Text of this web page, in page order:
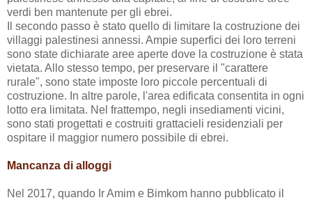
verdi ben mantenute per gli ebrei.
Il secondo passo è stato quello di limitare la costruzione dei
villaggi palestinesi annessi. Ampie superfici dei loro terreni
sono state dichiarate aree aperte dove la costruzione è stata
vietata. Allo stesso tempo, per preservare il "carattere
rurale", sono state imposte loro piccole percentuali di
costruzione. In altre parole, l'area edificata consentita in ogni
lotto era limitata. Nel frattempo, negli insediamenti vicini,
sono stati progettati e costruiti grattacieli residenziali per
ospitare il maggior numero possibile di ebrei.
Mancanza di alloggi
Nel 2017, quando Ir Amim e Bimkom hanno pubblicato il